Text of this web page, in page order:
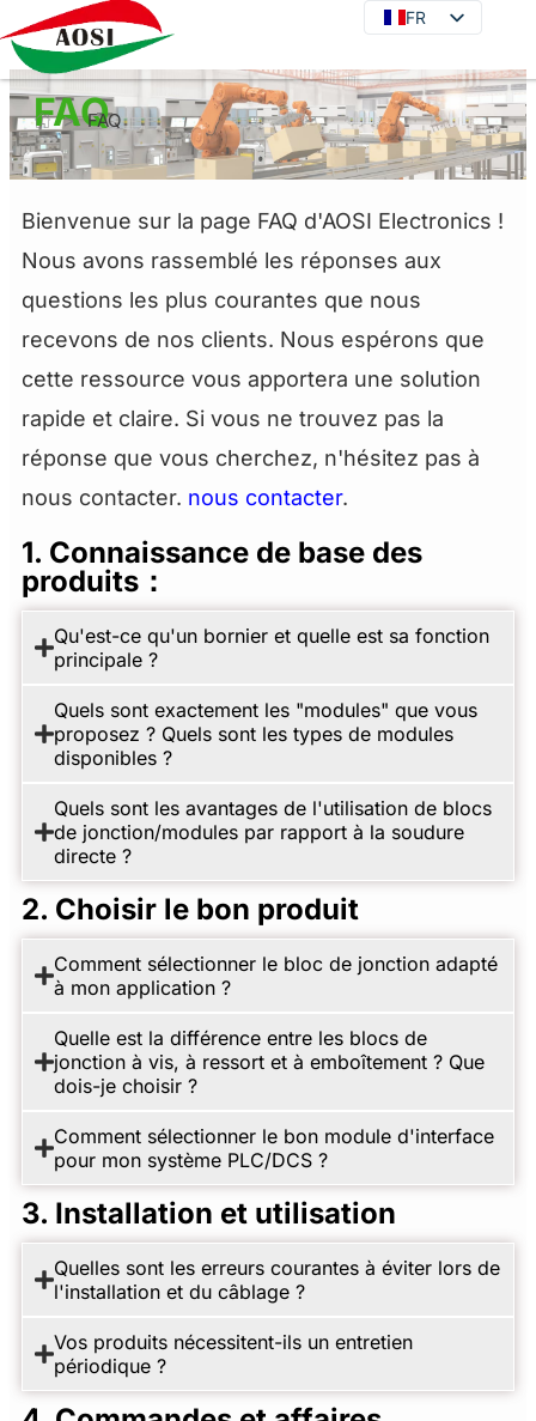
FR
FR
DE
JA
KO
ES
FAQ
>FAQ
Bienvenue sur la page FAQ d'AOSI Electronics !
Nous avons rassemblé les réponses aux
questions les plus courantes que nous
recevons de nos clients. Nous espérons que
cette ressource vous apportera une solution
rapide et claire. Si vous ne trouvez pas la
réponse que vous cherchez, n'hésitez pas à
nous contacter. nous contacter.
1. Connaissance de base des
produits：
Qu'est-ce qu'un bornier et quelle est sa fonction
principale ?
Quels sont exactement les "modules" que vous
proposez ? Quels sont les types de modules
disponibles ?
Quels sont les avantages de l'utilisation de blocs
de jonction/modules par rapport à la soudure
directe ?
2. Choisir le bon produit
Comment sélectionner le bloc de jonction adapté
à mon application ?
Quelle est la différence entre les blocs de
jonction à vis, à ressort et à emboîtement ? Que
dois-je choisir ?
Comment sélectionner le bon module d'interface
pour mon système PLC/DCS ?
3. Installation et utilisation
Quelles sont les erreurs courantes à éviter lors de
l'installation et du câblage ?
Vos produits nécessitent-ils un entretien
périodique ?